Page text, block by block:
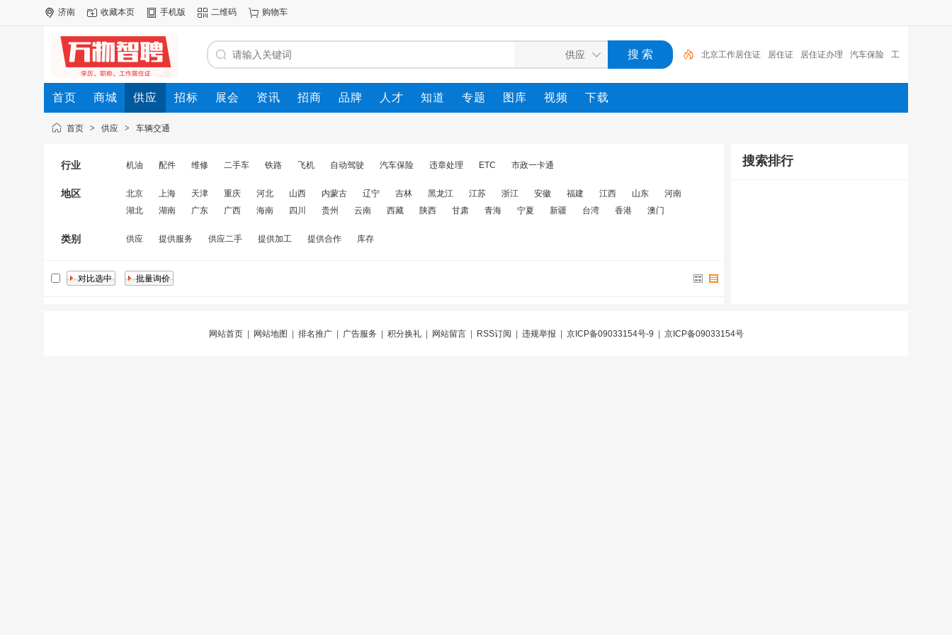
济南 收藏本页 手机版 二维码 购物车
北京工作居住证 居住证 居住证办理 汽车保险 工
作居住证 工作居住证办理 多媒体 幼升小 Hirende
r 一老一小
首页 商城 供应 招标 展会 资讯 招商 品牌 人才 知道 专题 图库 视频 下载
首页 > 供应 > 车辆交通
行业 机油 配件 维修 二手车 铁路 飞机 自动驾驶 汽车保险 违章处理 ETC 市政一卡通
地区 北京 上海 天津 重庆 河北 山西 内蒙古 辽宁 吉林 黑龙江 江苏 浙江 安徽 福建 江西 山东
河南
湖北
湖南 广东 广西 海南 四川 贵州 云南 西藏 陕西 甘肃 青海 宁夏 新疆 台湾 香港 澳门
类别 供应 提供服务 供应二手 提供加工 提供合作 库存
搜索排行
网站首页| 网站地图 排名推广| 广告服务 积分换礼| 网站留言| RSS订阅 违规举报 京ICP备09033154号-9 京ICP备09033154号